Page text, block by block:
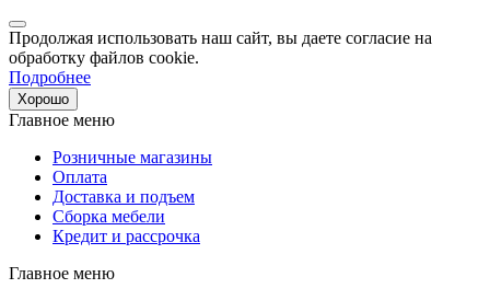
Продолжая использовать наш сайт, вы даете согласие на
обработку файлов cookie.
Подробнее
Хорошо
Главное меню
Розничные магазины
Оплата
Доставка и подъем
Сборка мебели
Кредит и рассрочка
Главное меню